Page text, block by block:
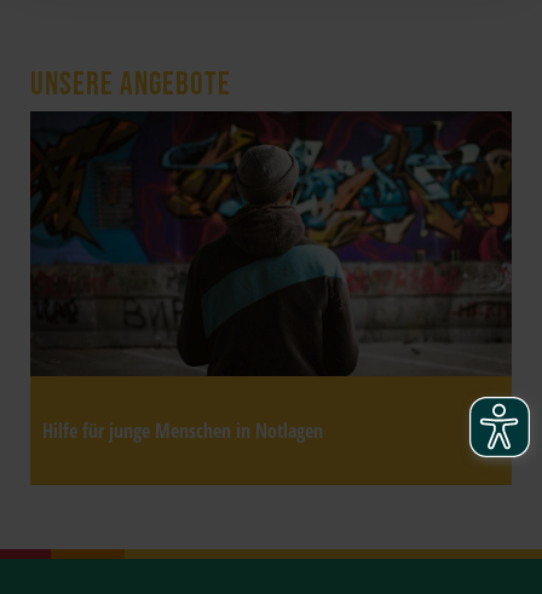
UNSERE ANGEBOTE
Hilfe für junge Menschen in Notlagen